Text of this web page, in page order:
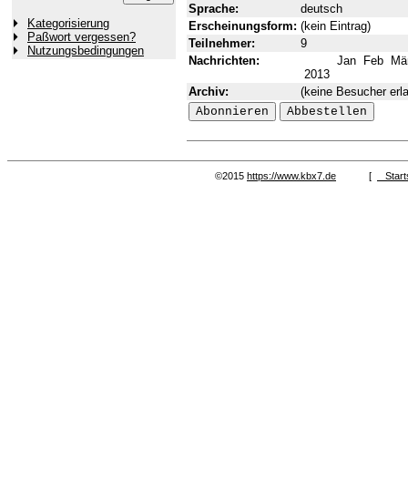
Kategorisierung
Paßwort vergessen?
Nutzungsbedingungen
Sprache:
deutsch
Erscheinungsform: (kein Eintrag)
Teilnehmer:
9
Nachrichten:
Jan Feb
2013
Archiv:
(keine Besucher
©2015 https://www.kbx7.de [